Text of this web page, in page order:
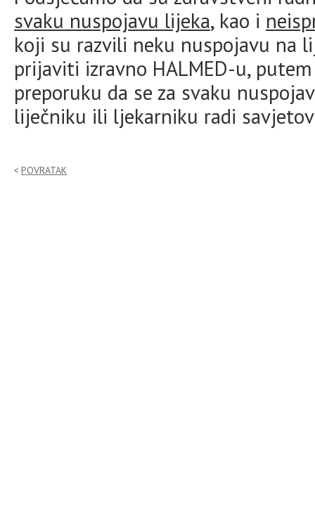
svaku nuspojavu lijeka, kao i
koji su razvili neku nuspojavu na
prijaviti izravno HALMED-u,
preporuku da se za svaku
liječniku ili ljekarniku radi
POVRATAK